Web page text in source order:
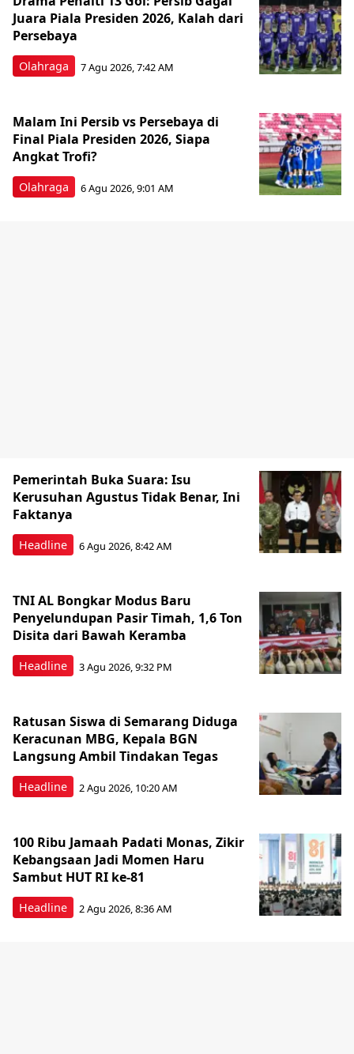
Olahraga
Juara Piala Presiden 2026, Kalah dari
Persebaya
7 Agu 2026, 7:42 AM
Olahraga
Malam Ini Persib vs Persebaya di
Final Piala Presiden 2026, Siapa
Angkat Trofi?
6 Agu 2026, 9:01 AM
Headline
Pemerintah Buka Suara: Isu
Kerusuhan Agustus Tidak Benar, Ini
Faktanya
6 Agu 2026, 8:42 AM
Headline
TNI AL Bongkar Modus Baru
Penyelundupan Pasir Timah, 1,6 Ton
Disita dari Bawah Keramba
3 Agu 2026, 9:32 PM
Headline
Ratusan Siswa di Semarang Diduga
Keracunan MBG, Kepala BGN
Langsung Ambil Tindakan Tegas
2 Agu 2026, 10:20 AM
Headline
100 Ribu Jamaah Padati Monas, Zikir
Kebangsaan Jadi Momen Haru
Sambut HUT RI ke-81
2 Agu 2026, 8:36 AM